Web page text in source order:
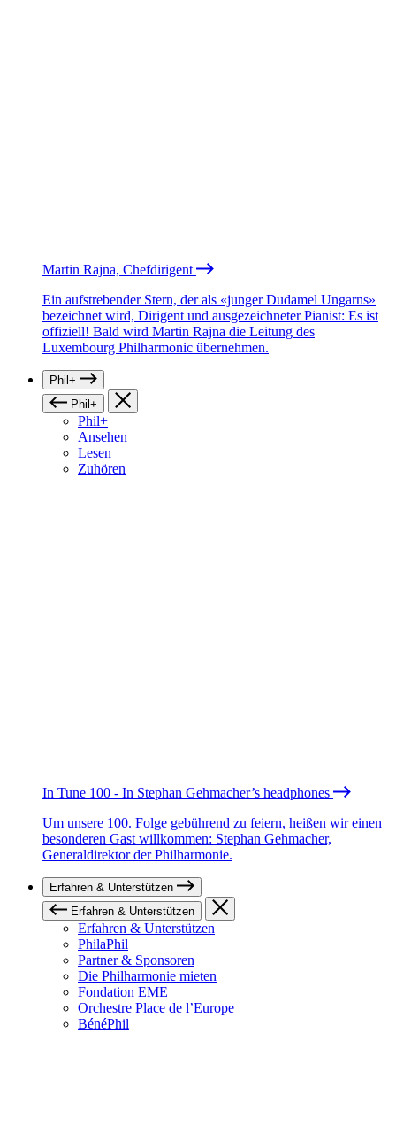
Martin Rajna, Chefdirigent
Ein aufstrebender Stern, der als «junger Dudamel Ungarns»
bezeichnet wird, Dirigent und ausgezeichneter Pianist: Es ist
offiziell! Bald wird Martin Rajna die Leitung des
Luxembourg Philharmonic übernehmen.
Phil+
Phil+
Phil+
Ansehen
Lesen
Zuhören
In Tune 100 - In Stephan Gehmacher’s headphones
Um unsere 100. Folge gebührend zu feiern, heißen wir einen
besonderen Gast willkommen: Stephan Gehmacher,
Generaldirektor der Philharmonie.
Erfahren & Unterstützen
Erfahren & Unterstützen
Erfahren & Unterstützen
PhilaPhil
Partner & Sponsoren
Die Philharmonie mieten
Fondation EME
Orchestre Place de l’Europe
BénéPhil